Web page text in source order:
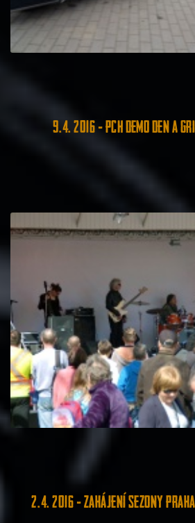
9. 4. 2016 - PCH demo den a
2. 4. 2016 - Zahájení sezony